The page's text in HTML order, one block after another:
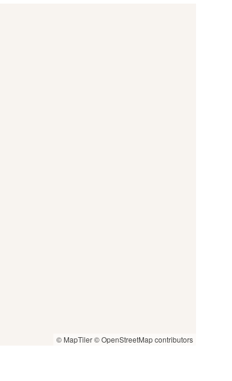
© MapTiler© OpenStreetMap contributors